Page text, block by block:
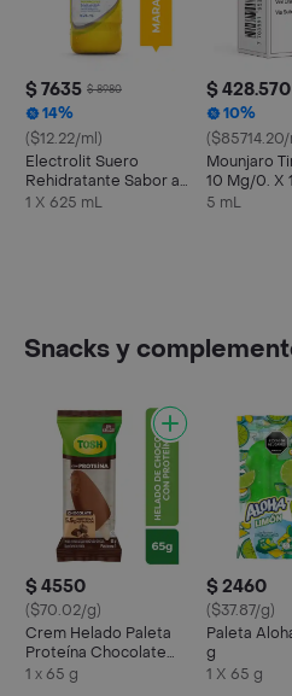
$ 7635 $ 8980
14%
($12.22/ml)
Electrolit Suero
Rehidratante Sabor a
Maracuyá
1 X 625 mL
$ 428.570
10%
($85714.20/
Mounjaro
10 Mg/0. X
5 mL
Snacks y
$ 4550
($70.02/g)
Crem Helado Paleta
Proteína Chocolate
Tosh
1 x 65 g
$ 2460
($37.87/g)
Paleta
g
1 X 65 g